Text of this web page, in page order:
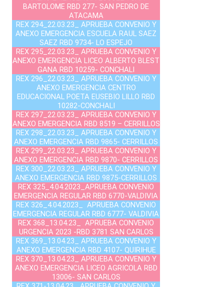
BARTOLOME RBD 277- SAN PEDRO DE
ATACAMA
REX 294_22.03.23_ APRUEBA CONVENIO Y
ANEXO EMERGENCIA ESCUELA RAUL SAEZ
SAEZ RBD 9734- LO ESPEJO
REX 295_22.03.23_ APRUEBA CONVENIO Y
ANEXO EMERGENCIA LICEO ALBERTO BLEST
GANA RBD 10259- CONCHALI
REX 296_22.03.23_ APRUEBA CONVENIO Y
ANEXO EMERGENCIA CENTRO
EDUCACIONAL POETA EUSEBIO LILLO RBD
10282-CONCHALI
REX 297_22.03.23_ APRUEBA CONVENIO Y
ANEXO EMERGENCIA RBD 8519 – CERRILLOS
REX 298_22.03.23_ APRUEBA CONVENIO Y
ANEXO EMERGENCIA RBD 9865- CERRILLOS
REX 299_22.03.23_ APRUEBA CONVENIO Y
ANEXO EMERGENCIA RBD 9870- CERRILLOS
REX 300_22.03.23_ APRUEBA CONVENIO Y
ANEXO EMERGENCIA RBD 9875-CERRILLOS
REX 325_4.04.2023_APRUEBA CONVENIO
EMERGENCIA REGULAR RBD 6770-VALDIVIA
REX 326_4.04.2023_ APRUEBA CONVENIO
EMERGENCIA REGULAR RBD 6777- VALDIVIA
REX 368_13.04.23_ APRUEBA CONVENIO
URGENCIA 2023 -RBD 3781 SAN CARLOS
REX 369_13.04.23_ APRUEBA CONVENIO Y
ANEXO EMERGENCIA RBD 4107- QUIRIHUE
REX 370_13.04.23_ APRUEBA CONVENIO Y
ANEXO EMERGENCIA LICEO AGRICOLA RBD
13006- SAN CARLOS